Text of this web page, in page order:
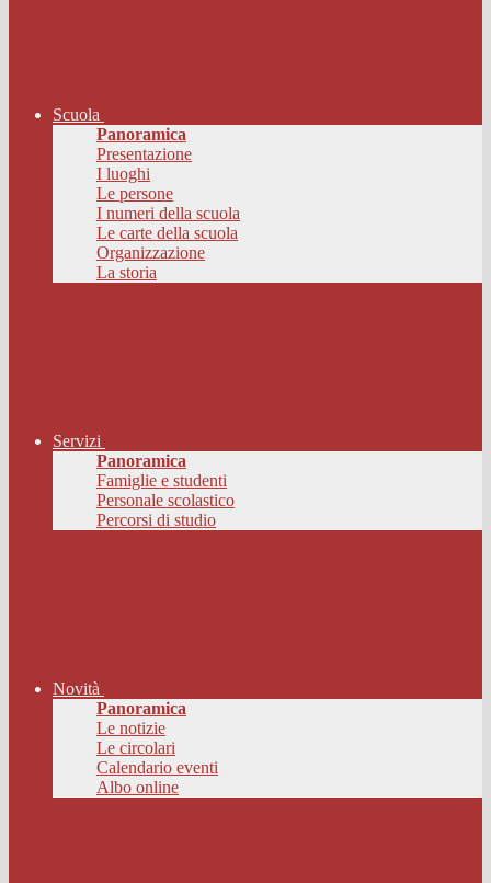
Scuola
Panoramica
Presentazione
I luoghi
Le persone
I numeri della scuola
Le carte della scuola
Organizzazione
La storia
Servizi
Panoramica
Famiglie e studenti
Personale scolastico
Percorsi di studio
Novità
Panoramica
Le notizie
Le circolari
Calendario eventi
Albo online